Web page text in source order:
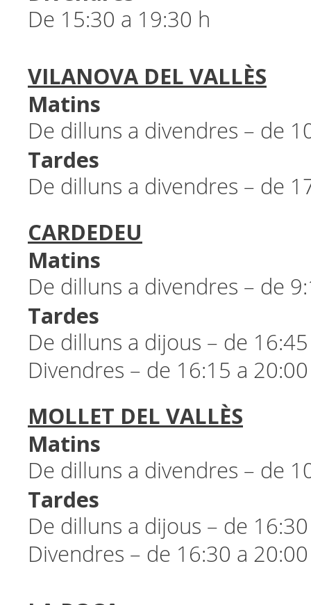
De 15:30 a 19:30 h
VILANOVA DEL VALLÈS
Matins
De dilluns a divendres – de
Tardes
De dilluns a divendres – de
CARDEDEU
Matins
De dilluns a divendres – de
Tardes
De dilluns a dijous – de
Divendres – de 16:15 a
MOLLET DEL VALLÈS
Matins
De dilluns a divendres – de
Tardes
De dilluns a dijous – de
Divendres – de 16:30 a